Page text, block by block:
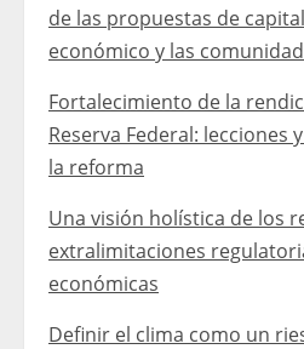
de las propuestas de
económico y las
Fortalecimiento de la
Reserva Federal: lecciones
la reforma
Una visión holística de los
extralimitaciones
económicas
Definir el clima como un